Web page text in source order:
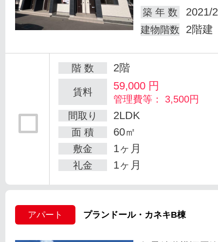
築 年 数
2021/
建物階数 2階建
階 数 2階
賃料 59,000 円
管理費等： 3,500円
間取り
2LDK
面 積 60㎡
敷金 1ヶ月
礼金 1ヶ月
アパート プランドール・カネキB棟